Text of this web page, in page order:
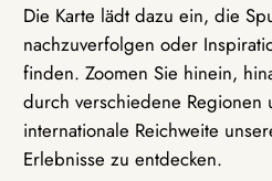
Die Karte lädt dazu ein, die
nachzuverfolgen oder
finden. Zoomen Sie hinein,
durch verschiedene Regionen
internationale Reichweite
Erlebnisse zu entdecken.